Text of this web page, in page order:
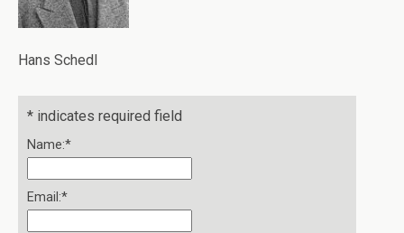
Hans Schedl
* indicates required field
Name:*
Email:*